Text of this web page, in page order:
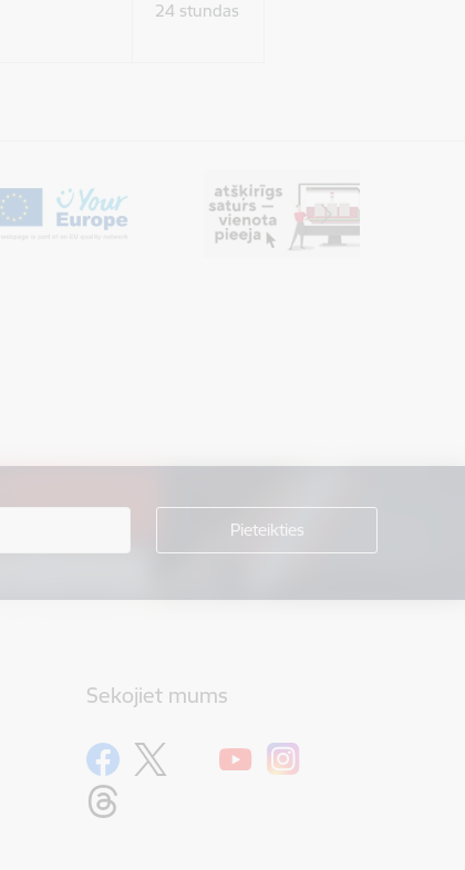
24 stundas
Sekojiet mums